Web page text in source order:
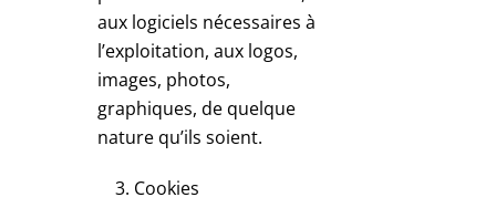
aux logiciels nécessaires à
l’exploitation, aux logos,
images, photos,
graphiques, de quelque
nature qu’ils soient.
Cookies